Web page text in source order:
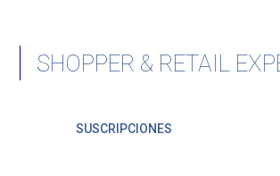
SHOPPER & RETAIL
SUSCRIPCIONES